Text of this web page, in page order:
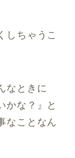
ちゃうこ
なときに
かな？』と
なことなん